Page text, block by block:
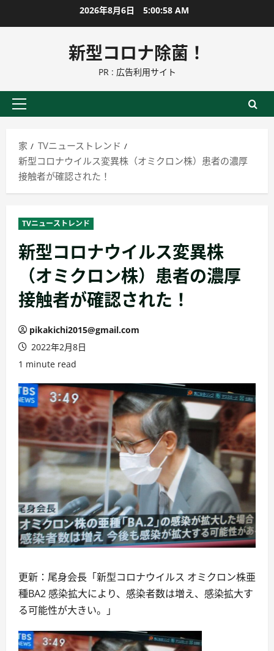
ン
に
2026年8月6日 5:00:59 AM
新型コロナ除菌！
PR : 広告利用サイト
プ
イ
マ
リ
ニ
ュ
ー
家
TVニューストレンド
新型コロナウイルス変異株（オミクロン株）患者の濃厚
接触者が確認された！
TVニューストレンド
新型コロナウイルス変異株
（オミクロン株）患者の濃厚
接触者が確認された！
pikakichi2015@gmail.com
2022年2月8日
1 minute read
更新：尾身会長「新型コロナウイルス オミクロン株亜
種BA2 感染拡大により、感染者数は増え、感染拡大す
る可能性が大きい。」